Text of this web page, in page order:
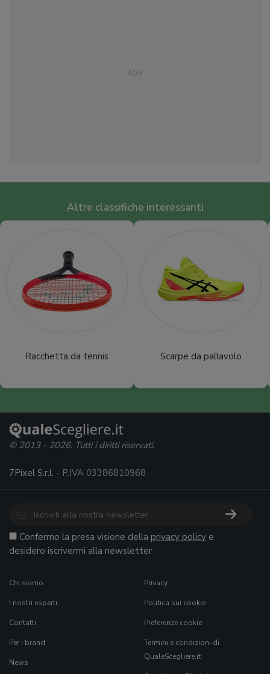
Altre classifiche interessanti
Racchetta da tennis Scarpe da pallavolo
© 2013 - 2026. Tutti i diritti riservati.
7Pixel S.r.l. - P.IVA 03386810968
Confermo la presa visione della privacy policy e
desidero iscrivermi alla newsletter
Chi siamo
I nostri esperti
Contatti
Per i brand
News
Privacy
Politica sui cookie
Preferenze cookie
Termini e condizioni di
QualeScegliere.it